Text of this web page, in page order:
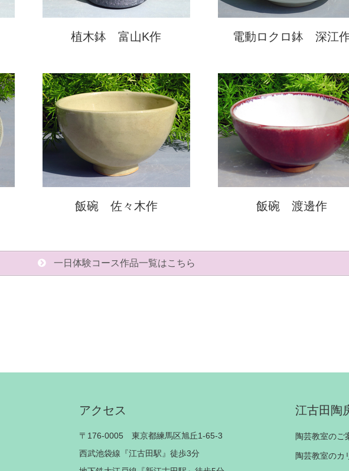
植木鉢 富山K作 電動ロクロ鉢 深江
飯碗 佐々木作 飯碗 渡邊作
一日体験コース作品一覧はこちら
アクセス
〒176-0005 東京都練馬区旭丘1-65-3
西武池袋線『江古田駅』徒歩3分
江古田陶
陶芸教室のご
陶芸教室のカ